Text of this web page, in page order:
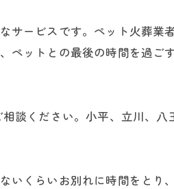
サービスです。ペット火葬
ペットとの最後の時間を過
談ください。小平、立川、
いくらいお別れに時間をと